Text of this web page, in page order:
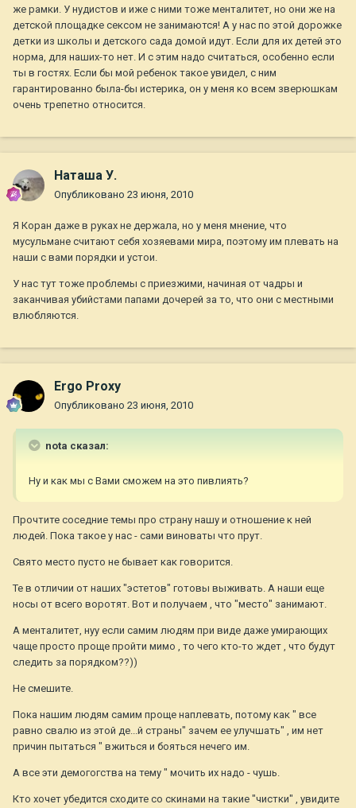
же рамки. У нудистов и иже с ними тоже менталитет, но они же на
детской площадке сексом не занимаются! А у нас по этой дорожке
детки из школы и детского сада домой идут. Если для их детей это
норма, для наших-то нет. И с этим надо считаться, особенно если
ты в гостях. Если бы мой ребенок такое увидел, с ним
гарантированно была-бы истерика, он у меня ко всем зверюшкам
очень трепетно относится.
Наташа У.
Опубликовано 23 июня, 2010
Я Коран даже в руках не держала, но у меня мнение, что
мусульмане считают себя хозяевами мира, поэтому им плевать на
наши с вами порядки и устои.
У нас тут тоже проблемы с приезжими, начиная от чадры и
заканчивая убийстами папами дочерей за то, что они с местными
влюбляются.
Ergo Proxy
Опубликовано 23 июня, 2010
nota сказал:
Ну и как мы с Вами сможем на это пивлиять?
Прочтите соседние темы про страну нашу и отношение к ней
людей. Пока такое у нас - сами виноваты что прут.
Свято место пусто не бывает как говорится.
Те в отличии от наших "эстетов" готовы выживать. А наши еще
носы от всего воротят. Вот и получаем , что "место" занимают.
А менталитет, нуу если самим людям при виде даже умирающих
чаще просто проще пройти мимо , то чего кто-то ждет , что будут
следить за порядком??))
Не смешите.
Пока нашим людям самим проще наплевать, потому как " все
равно свалю из этой де...й страны" зачем ее улучшать" , им нет
причин пытаться " вжиться и бояться нечего им.
А все эти демогогства на тему " мочить их надо - чушь.
Кто хочет убедится сходите со скинами на такие "чистки" , увидите